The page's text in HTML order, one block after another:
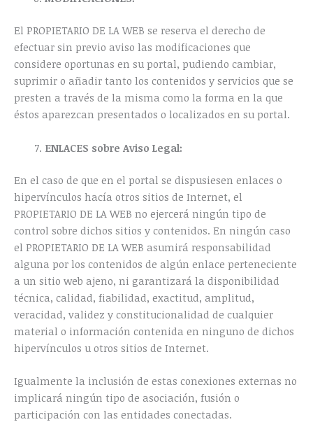
El PROPIETARIO DE LA WEB se reserva el derecho de
efectuar sin previo aviso las modificaciones que
considere oportunas en su portal, pudiendo cambiar,
suprimir o añadir tanto los contenidos y servicios que se
presten a través de la misma como la forma en la que
éstos aparezcan presentados o localizados en su portal.
ENLACES sobre Aviso Legal:
En el caso de que en el portal se dispusiesen enlaces o
hipervínculos hacía otros sitios de Internet, el
PROPIETARIO DE LA WEB no ejercerá ningún tipo de
control sobre dichos sitios y contenidos. En ningún caso
el PROPIETARIO DE LA WEB asumirá responsabilidad
alguna por los contenidos de algún enlace perteneciente
a un sitio web ajeno, ni garantizará la disponibilidad
técnica, calidad, fiabilidad, exactitud, amplitud,
veracidad, validez y constitucionalidad de cualquier
material o información contenida en ninguno de dichos
hipervínculos u otros sitios de Internet.
Igualmente la inclusión de estas conexiones externas no
implicará ningún tipo de asociación, fusión o
participación con las entidades conectadas.